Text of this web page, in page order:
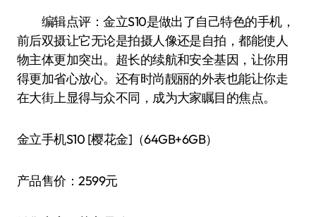
编辑点评：金立S10是做出了自己特色的手机，
前后双摄让它无论是拍摄人像还是自拍，都能使人
物主体更加突出。超长的续航和安全基因，让你用
得更加省心放心。还有时尚靓丽的外表也能让你走
在大街上显得与众不同，成为大家瞩目的焦点。
金立手机S10 [樱花金]（64GB+6GB）
产品售价：2599元